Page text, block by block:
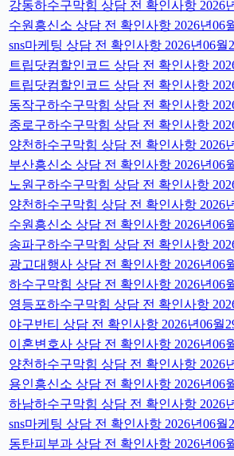
강동하수구막힘 상담 전 확인사항 2026
수원흥신소 상담 전 확인사항 2026년06
sns마케팅 상담 전 확인사항 2026년06월
트립닷컴할인코드 상담 전 확인사항
트립닷컴할인코드 상담 전 확인사항
동작구하수구막힘 상담 전 확인사항
종로구하수구막힘 상담 전 확인사항
양천하수구막힘 상담 전 확인사항 2026
부산흥신소 상담 전 확인사항 2026년06
노원구하수구막힘 상담 전 확인사항
양천하수구막힘 상담 전 확인사항 2026
수원흥신소 상담 전 확인사항 2026년06
송파구하수구막힘 상담 전 확인사항
광고대행사 상담 전 확인사항 2026년06
하수구막힘 상담 전 확인사항 2026년06
영등포하수구막힘 상담 전 확인사항
야구반티 상담 전 확인사항 2026년06월
이혼변호사 상담 전 확인사항 2026년06
양천하수구막힘 상담 전 확인사항 2026
용인흥신소 상담 전 확인사항 2026년06
하남하수구막힘 상담 전 확인사항 2026
sns마케팅 상담 전 확인사항 2026년06월
동탄피부과 상담 전 확인사항 2026년06